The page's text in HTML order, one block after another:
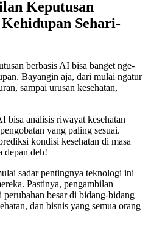
Keputusan
Sehari-
berbasis AI bisa banget nge-
Bayangin aja, dari mulai ngatur
sampai urusan kesehatan,
bisa analisis riwayat kesehatan
yang paling sesuai.
kondisi kesehatan di masa
depan deh!
sadar pentingnya teknologi ini
Pastinya, pengambilan
besar di bidang-bidang
dan bisnis yang semua orang